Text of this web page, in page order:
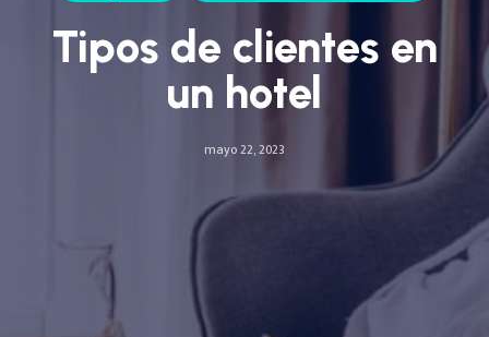
Tipos de clientes en
un hotel
mayo 22, 2023